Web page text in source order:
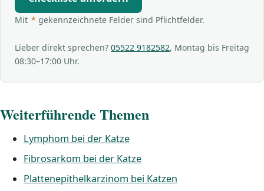
Mit * gekennzeichnete Felder sind Pflichtfelder.
Lieber direkt sprechen? 05522 9182582, Montag bis Freitag
08:30–17:00 Uhr.
Weiterführende Themen
Lymphom bei der Katze
Fibrosarkom bei der Katze
Plattenepithelkarzinom bei Katzen